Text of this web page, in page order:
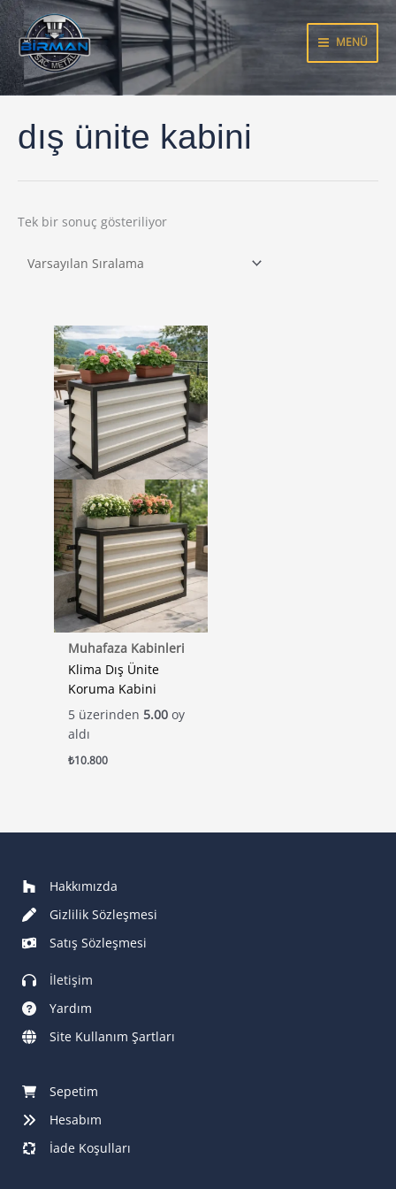
İçeriğe
atla
MENÜ
dış ünite kabini
Tek bir sonuç gösteriliyor
Muhafaza Kabinleri
Klima Dış Ünite
Koruma Kabini
5 üzerinden 5.00 oy
aldı
₺10.800
Hakkımızda
Gizlilik Sözleşmesi
Satış Sözleşmesi
İletişim
Yardım
Site Kullanım Şartları
Sepetim
Hesabım
İade Koşulları